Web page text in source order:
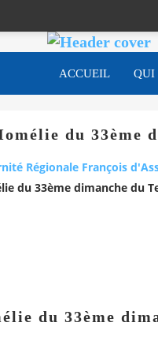
ACCUEIL QUI
du 33ème
Régionale François
du 33ème dimanche du
du 33ème